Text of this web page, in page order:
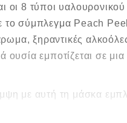
οι 8 τύποι
το σύμπλεγμα Peach
ξηραντικές αλκοόλες
ουσία εμποτίζεται σε
με αυτή τη μάσκα